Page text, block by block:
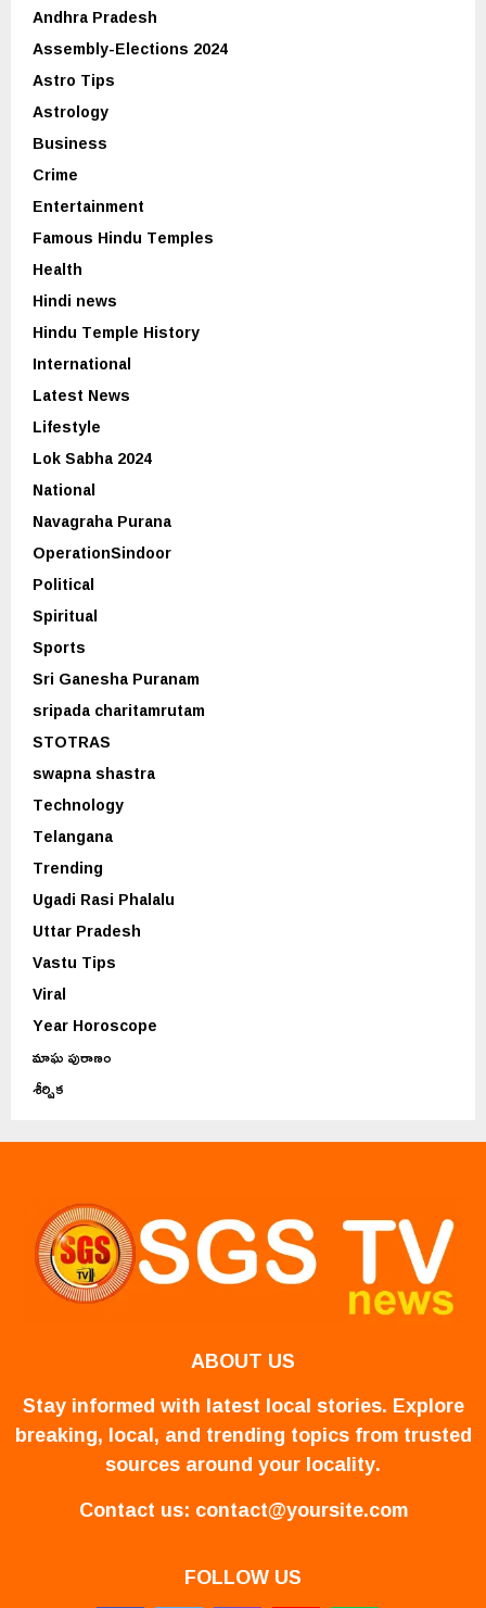
Andhra Pradesh
Assembly-Elections 2024
Astro Tips
Astrology
Business
Crime
Entertainment
Famous Hindu Temples
Health
Hindi news
Hindu Temple History
International
Latest News
Lifestyle
Lok Sabha 2024
National
Navagraha Purana
OperationSindoor
Political
Spiritual
Sports
Sri Ganesha Puranam
sripada charitamrutam
STOTRAS
swapna shastra
Technology
Telangana
Trending
Ugadi Rasi Phalalu
Uttar Pradesh
Vastu Tips
Viral
Year Horoscope
మాఘ పురాణం
శీర్షిక
ABOUT US
Stay informed with latest local stories. Explore
breaking, local, and trending topics from trusted
sources around your locality.
Contact us: contact@yoursite.com
FOLLOW US